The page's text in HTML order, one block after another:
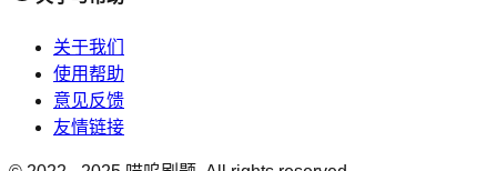
关于我们
使用帮助
意见反馈
友情链接